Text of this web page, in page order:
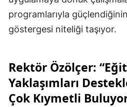
programlarıyla
göstergesi niteliği taşıyor.
Rektör Özölçer:
Yaklaşımları
Çok Kıymetli